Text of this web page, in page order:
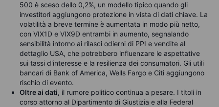
500 è sceso dello 0,2%, un modello tipico quando gli
investitori aggiungono protezione in vista di dati chiave. La
volatilità a breve termine è aumentata in modo più netto,
con VIX1D e VIX9D entrambi in aumento, segnalando
sensibilità intorno ai rilasci odierni di PPI e vendite al
dettaglio USA, che potrebbero influenzare le aspettative
sui tassi d'interesse e la resilienza dei consumatori. Gli utili
bancari di Bank of America, Wells Fargo e Citi aggiungono
rischio di evento.
Oltre ai dati, il rumore politico continua a pesare. I titoli in
corso attorno al Dipartimento di Giustizia e alla Federal